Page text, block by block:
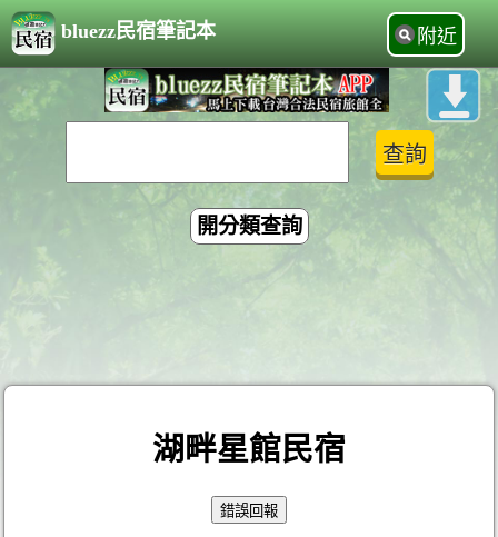
bluezz民宿筆記本 附近
開分類查詢
湖畔星館民宿